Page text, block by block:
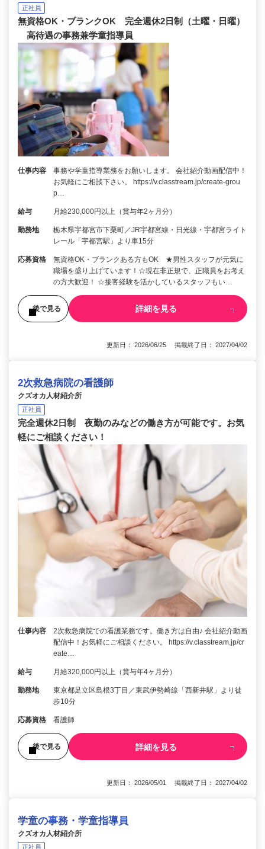
正社員
無資格OK・ブランクOK 完全週休2日制（土曜・日曜）
高待遇の事務兼学童指導員
仕事内容
事務や学童指導業務をお願いします。 会社紹介動画配信中！
お気軽にご相談下さい。 https://v.classtream.jp/create-grou
p…
給与 月給230,000円以上（賞与年2ヶ月分）
勤務地
栃木県宇都宮市下栗町／JR宇都宮線・日光線・宇都宮ライト
レール「宇都宮駅」より車15分
応募資格
無資格OK・ブランクある方もOK ★男性スタッフが元気に
職場を盛り上げています！☆現在非正規で、正職員をお考え
の方大歓迎！ ☆接客経験を活かしているスタッフもい…
後で見る 詳細を見る
更新日： 2026/06/25 掲載終了日： 2027/04/02
2次救急病院の看護師
クズオカ人材紹介所
正社員
完全週休2日制 夜勤のみなどの働き方が可能です。お気
軽にご相談ください！
仕事内容
2次救急病院での看護業務です。働き方は自由♪ 会社紹介動画
配信中！お気軽にご相談ください。 https://v.classtream.jp/cr
eate…
給与 月給320,000円以上（賞与年4ヶ月分）
勤務地
東京都足立区島根3丁目／東武伊勢崎線「西新井駅」より徒
歩10分
応募資格 看護師
後で見る 詳細を見る
更新日： 2026/05/01 掲載終了日： 2027/04/02
学童の事務・学童指導員
クズオカ人材紹介所
正社員